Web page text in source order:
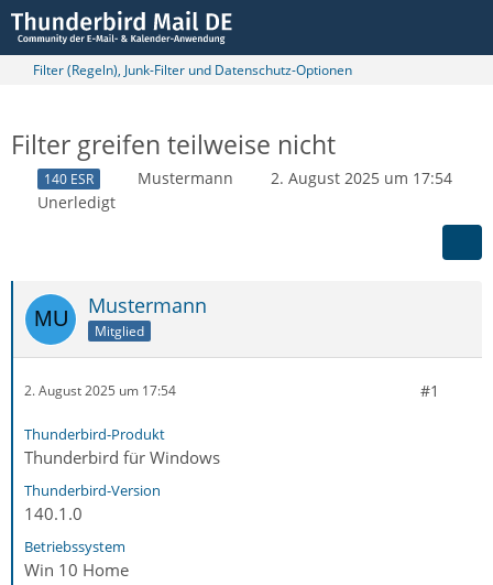
Filter (Regeln), Junk-Filter und Datenschutz-Optionen
Filter greifen teilweise nicht
140 ESR Mustermann
2. August 2025 um 17:54
Unerledigt
Mustermann
Mitglied
2. August 2025 um 17:54 #1
Thunderbird-Produkt
Thunderbird für Windows
Thunderbird-Version
140.1.0
Betriebssystem
Win 10 Home